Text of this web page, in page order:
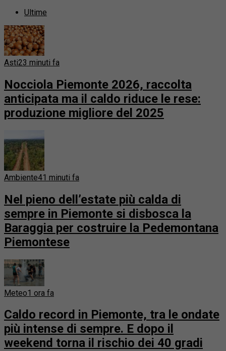
Ultime
Asti23 minuti fa
Nocciola Piemonte 2026, raccolta
anticipata ma il caldo riduce le rese:
produzione migliore del 2025
Ambiente41 minuti fa
Nel pieno dell’estate più calda di
sempre in Piemonte si disbosca la
Baraggia per costruire la Pedemontana
Piemontese
Meteo1 ora fa
Caldo record in Piemonte, tra le ondate
più intense di sempre. E dopo il
weekend torna il rischio dei 40 gradi